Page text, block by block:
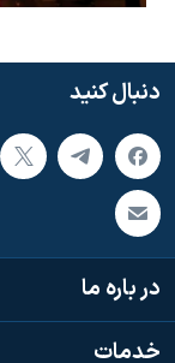
دنبال کنید
در باره ما
خدمات